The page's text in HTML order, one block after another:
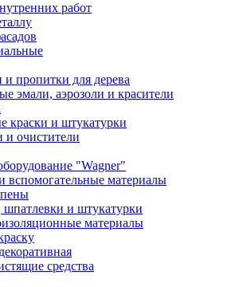
работ
пропитки для дерева
эмали, аэрозоли и красители
краски и штукатурки
и очистители
"Wagner"
вспомогательные материалы
шпатлевки и штукатурки
материалы
средства